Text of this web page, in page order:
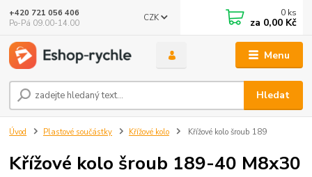
Menu
CZK
Hledat
+420 721 056 406
Po-Pá 09.00-14.00
0 ks
za 0,00 Kč
Úvod Plastové součástky Křížové kolo Křížové kolo šroub 189
Křížové kolo šroub 189-40 M8x30